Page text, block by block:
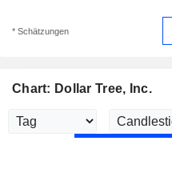
* Schätzungen
Chart: Dollar Tree, Inc.